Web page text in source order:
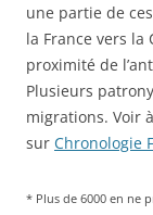
une partie de
la France vers la
proximité de
Plusieurs
migrations. Voir à
sur Chronologie
* Plus de 6000 en ne